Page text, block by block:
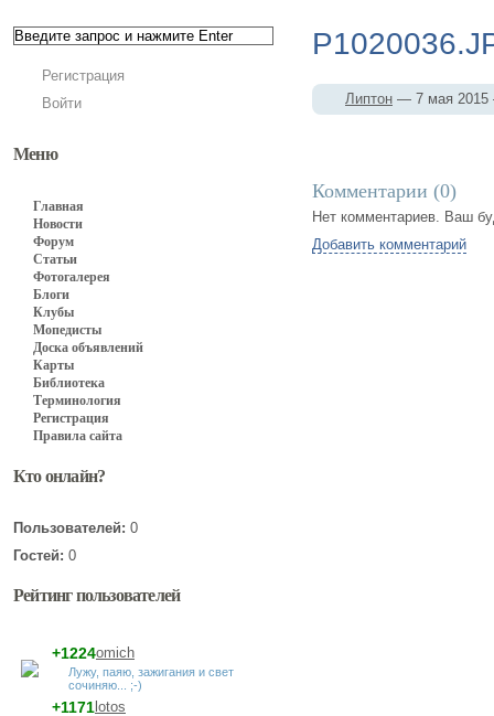
Регистрация
Войти
Меню
Главная
Новости
Форум
Статьи
Фотогалерея
Блоги
Клубы
Мопедисты
Доска объявлений
Карты
Библиотека
Терминология
Регистрация
Правила сайта
Кто онлайн?
Пользователей: 0
Гостей: 0
Рейтинг пользователей
omich
+1224
Лужу, паяю, зажигания и свет
сочиняю... ;-)
lotos
+1171
Липтон — 7 мая
Комментарии (0)
Нет комментариев. Ваш
Добавить комментарий